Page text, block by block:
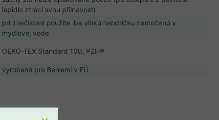
lepidlo ztrácí svou přilnavost)
pri znečistení použite iba vlhkú handričku namočenú v
mydlovej vode
OEKO-TEX Standard 100, PZH®
vyrobené pre Benlemi v EÚ